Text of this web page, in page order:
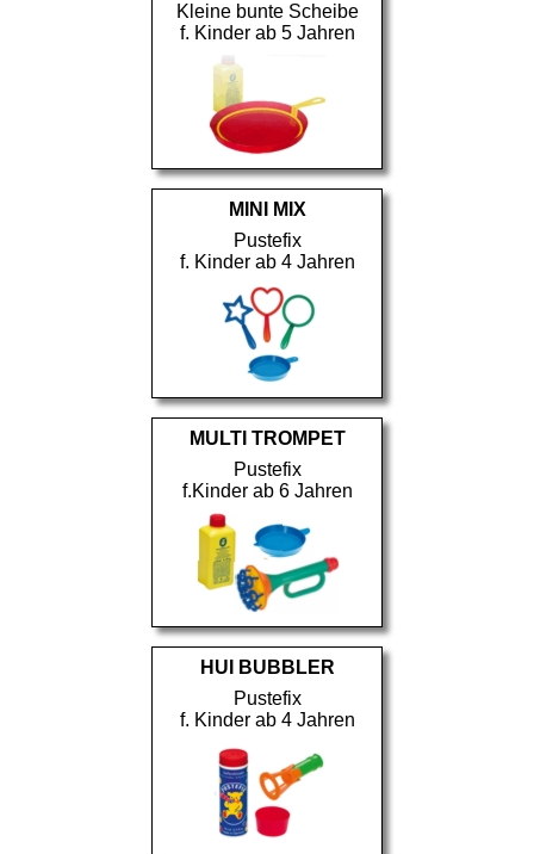
Kleine bunte Scheibe
f. Kinder ab 5 Jahren
MINI MIX
Pustefix
f. Kinder ab 4 Jahren
MULTI TROMPET
Pustefix
f.Kinder ab 6 Jahren
HUI BUBBLER
Pustefix
f. Kinder ab 4 Jahren